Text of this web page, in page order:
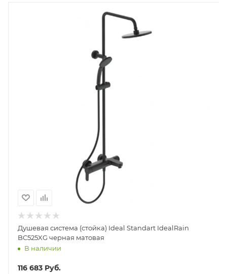
Душевая система (стойка) Ideal Standart IdealRain
BC525XG черная матовая
В наличии
116 683 Руб.